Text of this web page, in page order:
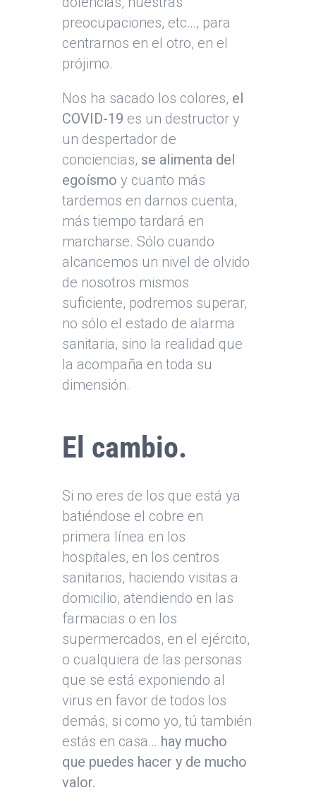
preocupaciones, etc…, para
centrarnos en el otro, en el
prójimo.
Nos ha sacado los colores, el
COVID-19 es un destructor y
un despertador de
conciencias, se alimenta del
egoísmo y cuanto más
tardemos en darnos cuenta,
más tiempo tardará en
marcharse. Sólo cuando
alcancemos un nivel de olvido
de nosotros mismos
suficiente, podremos superar,
no sólo el estado de alarma
sanitaria, sino la realidad que
la acompaña en toda su
dimensión.
El cambio.
Si no eres de los que está ya
batiéndose el cobre en
primera línea en los
hospitales, en los centros
sanitarios, haciendo visitas a
domicilio, atendiendo en las
farmacias o en los
supermercados, en el ejército,
o cualquiera de las personas
que se está exponiendo al
virus en favor de todos los
demás, si como yo, tú también
estás en casa… hay mucho
que puedes hacer y de mucho
valor.